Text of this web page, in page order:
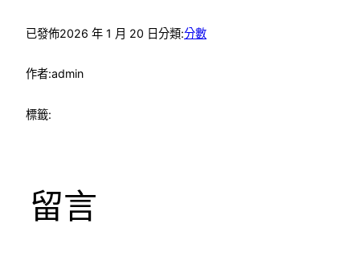
已發佈2026 年 1 月 20 日分類:分數
作者:admin
標籤:
留言